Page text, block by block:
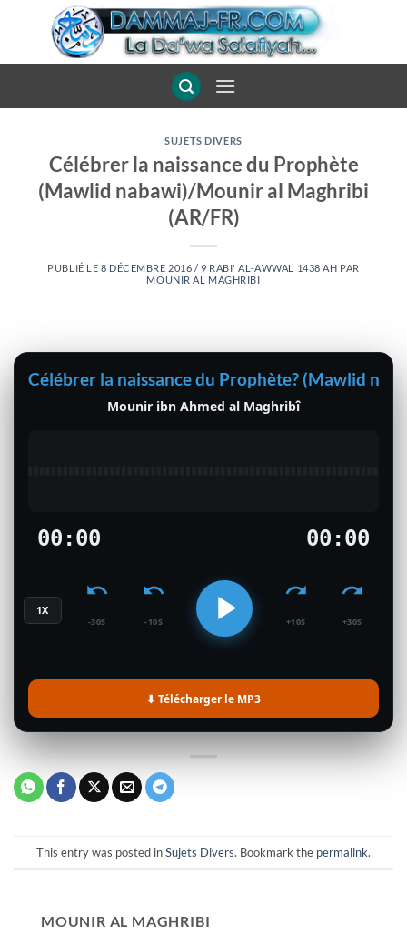
SUJETS DIVERS
Célébrer la naissance du Prophète
(Mawlid nabawi)/Mounir al Maghribi
(AR/FR)
PUBLIÉ LE 8 DÉCEMBRE 2016 / 9 RABI' AL-AWWAL 1438 AH PAR
MOUNIR AL MAGHRIBI
Célébrer la naissance du Prophète? (Mawlid
Mounir ibn Ahmed al Maghribî
00:00 00:00
1X
-30S -10S +10S +30S
⬇ Télécharger le MP3
This entry was posted inSujets Divers. Bookmark the permalink.
MOUNIR AL MAGHRIBI